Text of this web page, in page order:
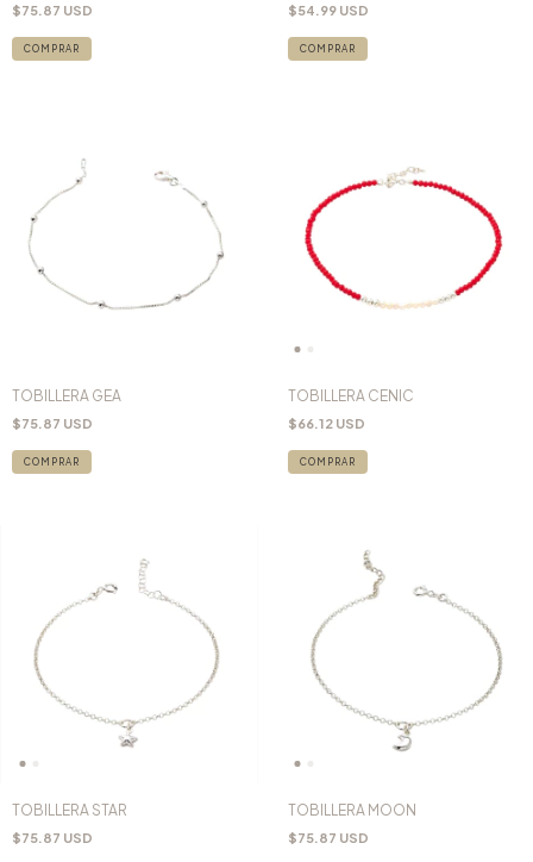
$75.87 USD $54.99 USD
TOBILLERA GEA
$75.87 USD
TOBILLERA CENIC
$66.12 USD
TOBILLERA STAR
$75.87 USD
TOBILLERA MOON
$75.87 USD